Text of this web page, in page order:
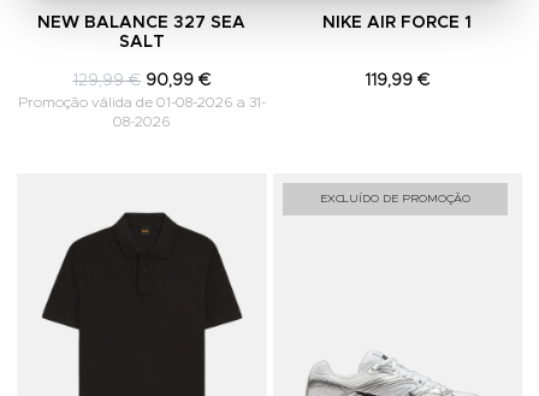
NEW BALANCE 327 SEA
SALT
129,99 € 90,99 €
Promoção válida de 01-08-2026 a 31-
08-2026
NIKE AIR FORCE 1
119,99 €
Adicionar aos Favoritos
EXCLUÍDO DE PROMOÇÃO